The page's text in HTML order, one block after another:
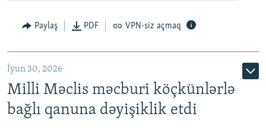
Paylaş PDF VPN-siz açmaq
İyun 30, 2026
Milli Məclis məcburi köçkünlərlə
bağlı qanuna dəyişiklik etdi